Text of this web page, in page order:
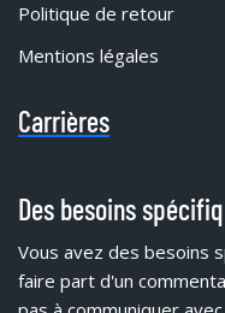
Politique de retour
Mentions légales
Carrières
Des besoins
Vous avez des besoins
faire part d'un